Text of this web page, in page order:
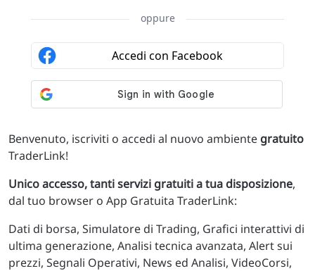
Benvenuto, iscriviti o accedi al nuovo ambiente gratuito
TraderLink!
Unico accesso, tanti servizi gratuiti a tua disposizione,
dal tuo browser o App Gratuita TraderLink:
Dati di borsa, Simulatore di Trading, Grafici interattivi di
ultima generazione, Analisi tecnica avanzata, Alert sui
prezzi, Segnali Operativi, News ed Analisi, VideoCorsi,